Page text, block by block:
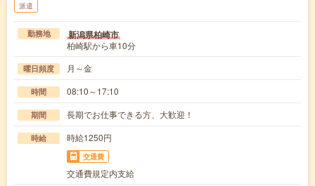
派遣
勤務地 新潟県柏崎市
柏崎駅から車10分
曜日頻度 月～金
時間 08:10～17:10
期間 長期でお仕事できる方、大歓迎！
時給 時給1250円
交通費
交通費規定内支給